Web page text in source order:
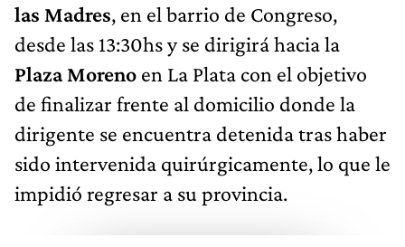
las Madres, en el barrio de Congreso,
desde las 13:30hs y se dirigirá hacia la
Plaza Moreno en La Plata con el objetivo
de finalizar frente al domicilio donde la
dirigente se encuentra detenida tras haber
sido intervenida quirúrgicamente, lo que le
impidió regresar a su provincia.